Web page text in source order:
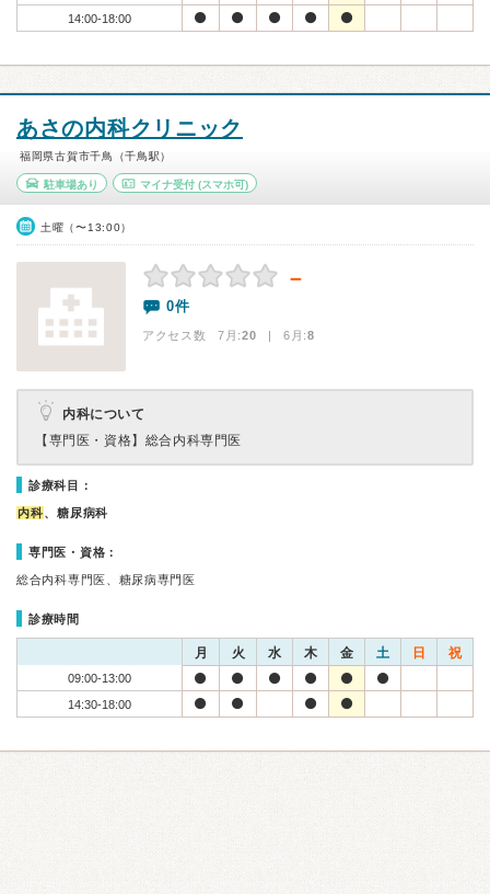
14:00-18:00
あさの内科クリニック
福岡県古賀市千鳥（千鳥駅）
駐車場あり マイナ受付(スマホ可)
土曜（〜13:00）
－
0件
アクセス数 7月:20 | 6月:8
内科について
【専門医・資格】 総合内科専門医
診療科目：
内科、糖尿病科
専門医・資格：
総合内科専門医、糖尿病専門医
診療時間
月 火 水 木 金 土 日 祝
09:00-13:00
14:30-18:00